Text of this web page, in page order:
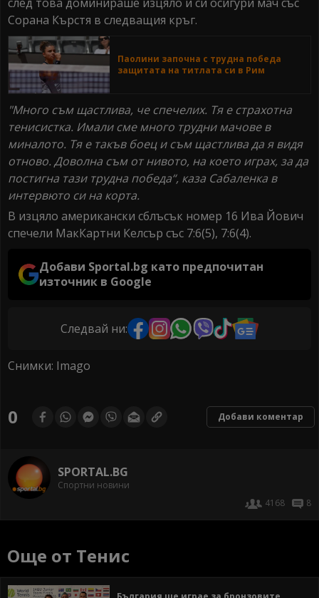
Сорана Кърстя в следващия кръг.
Паолини започна с трудна победа
защитата на титлата си в Рим
"Много съм щастлива, че спечелих. Тя е страхотна
тенисистка. Имали сме много трудни мачове в
миналото. Тя е такъв боец и съм щастлива да я видя
отново. Доволна съм от нивото, на което играх, за да
постигна тази трудна победа“, каза Сабаленка в
интервюто си на корта.
В изцяло американски сблъсък номер 16 Ива Йович
спечели МакКартни Келсър със 7:6(5), 7:6(4).
Добави Sportal.bg като предпочитан
източник в Google
Следвай ни:
Снимки: Imago
0 Добави коментар
SPORTAL.BG
Спортни новини
4168
8
Още от Тенис